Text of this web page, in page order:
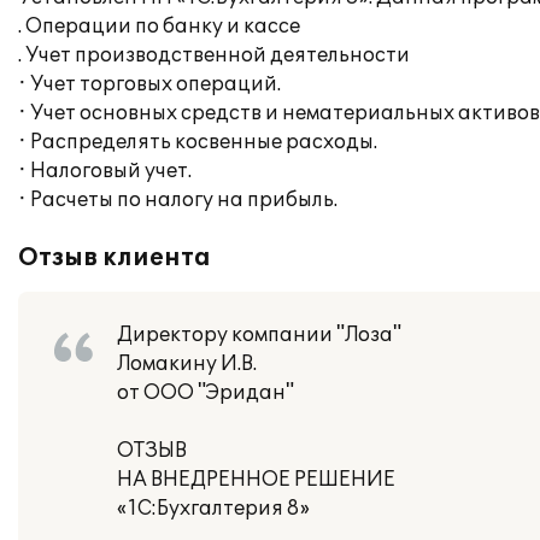
. Операции по банку и кассе
. Учет производственной деятельности
· Учет торговых операций.
· Учет основных средств и нематериальных
· Распределять косвенные расходы.
· Налоговый учет.
· Расчеты по налогу на прибыль.
Отзыв клиента
Директору компании "Лоза"
Ломакину И.В.
от ООО "Эридан"
ОТЗЫВ
НА ВНЕДРЕННОЕ РЕШЕНИЕ
«1С:Бухгалтерия 8»